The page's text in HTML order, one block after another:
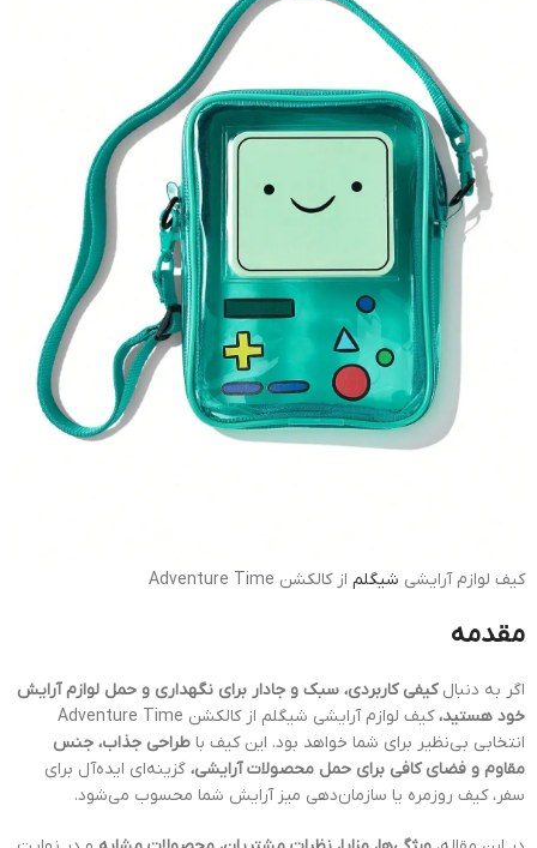
کیف لوازم آرایشی شیگلم از کالکشن Adventure Time
مقدمه
اگر به دنبالکیفی کاربردی، سبک و جادار برای نگهداری و حمل لوازم آرایش
خود هستید،
کیف لوازم آرایشی شیگلم از کالکشن Adventure Time
انتخابی بی‌نظیر برای شما خواهد بود. این کیف با طراحی جذاب، جنس
مقاوم و فضای کافی برای حمل محصولات آرایشی، گزینه‌ای ایده‌آل برای
سفر، کیف روزمره یا سازمان‌دهی میز آرایش شما محسوب می‌شود.